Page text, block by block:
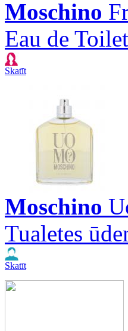
Moschino
Eau de
Skatīt
Moschino
Tualetes
Skatīt